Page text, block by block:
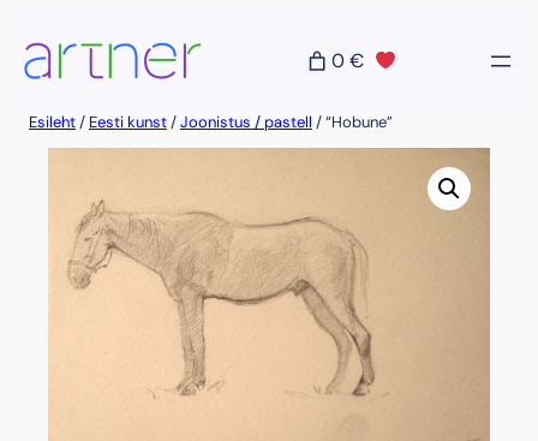
sisu
juurde
0 €
Esileht/ Eesti kunst/Joonistus / pastell / “Hobune”